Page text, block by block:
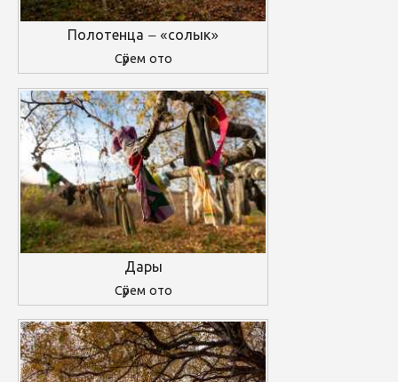
Полотенца – «солык»
Сӱрем ото
Дары
Сӱрем ото